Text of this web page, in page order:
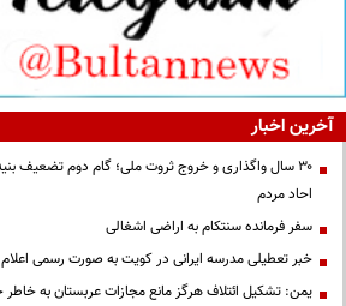
آخرین اخبار
۳۰ سال واگذاری و خروج ثروت ملی؛ گام دوم تضعیف
احاد مردم
سفر فرمانده سنتکام به اراضی اشغالی
خبر تعطیلی مدرسه ایرانی در کویت به صورت رسمی
یمن: تشکیل ائتلاف هرگز مانع مجازات عربستان به